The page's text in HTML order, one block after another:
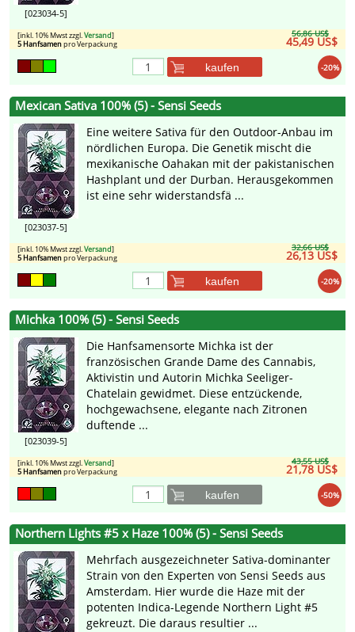
[023034-5]
56,86 US$
45,49 US$
[inkl. 10% Mwst zzgl.Versand]
5 Hanfsamenpro Verpackung
-20%
kaufen
Mexican Sativa 100% (5) - Sensi Seeds
[023037-5]
Eine weitere Sativa für den Outdoor-Anbau im
nördlichen Europa. Die Genetik mischt die
mexikanische Oahakan mit der pakistanischen
Hashplant und der Durban. Herausgekommen
ist eine sehr widerstandsfä ...
32,66 US$
26,13 US$
[inkl. 10% Mwst zzgl.Versand]
5 Hanfsamenpro Verpackung
-20%
kaufen
Michka 100% (5) - Sensi Seeds
[023039-5]
Die Hanfsamensorte Michka ist der
französischen Grande Dame des Cannabis,
Aktivistin und Autorin Michka Seeliger-
Chatelain gewidmet. Diese entzückende,
hochgewachsene, elegante nach Zitronen
duftende ...
43,55 US$
21,78 US$
[inkl. 10% Mwst zzgl.Versand]
5 Hanfsamenpro Verpackung
-50%
kaufen
Northern Lights #5 x Haze 100% (5) - Sensi Seeds
Mehrfach ausgezeichneter Sativa-dominanter
Strain von den Experten von Sensi Seeds aus
Amsterdam. Hier wurde die Haze mit der
potenten Indica-Legende Northern Light #5
gekreuzt. Die daraus resultier ...